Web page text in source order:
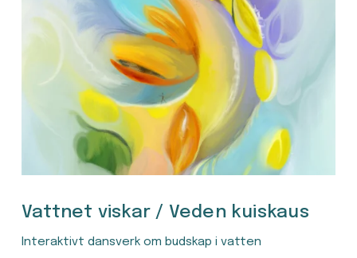
Vattnet viskar / Veden kuiskaus
Interaktivt dansverk om budskap i vatten